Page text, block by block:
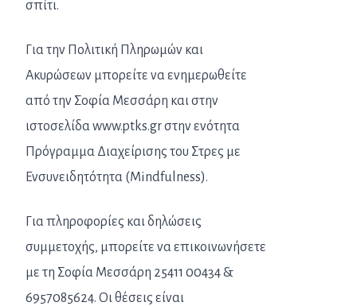
σπίτι.
Για την Πολιτική Πληρωμών και
Ακυρώσεων μπορείτε να ενημερωθείτε
από την Σοφία Μεσσάρη και στην
ιστοσελίδα www.ptks.gr στην ενότητα
Πρόγραμμα Διαχείρισης του Στρες με
Ενσυνειδητότητα (Mindfulness).
Για πληροφορίες και δηλώσεις
συμμετοχής, μπορείτε να επικοινωνήσετε
με τη Σοφία Μεσσάρη 25411 00434 &
6957085624. Οι θέσεις είναι